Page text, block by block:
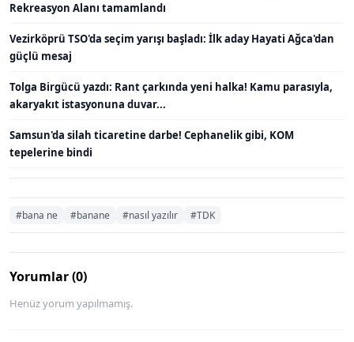
Rekreasyon Alanı tamamlandı
Vezirköprü TSO'da seçim yarışı başladı: İlk aday Hayati Ağca'dan
güçlü mesaj
Tolga Birgücü yazdı: Rant çarkında yeni halka! Kamu parasıyla,
akaryakıt istasyonuna duvar...
Samsun'da silah ticaretine darbe! Cephanelik gibi, KOM
tepelerine bindi
#bana ne #banane #nasıl yazılır #TDK
Yorumlar (0)
Henüz yorum yapılmamış.